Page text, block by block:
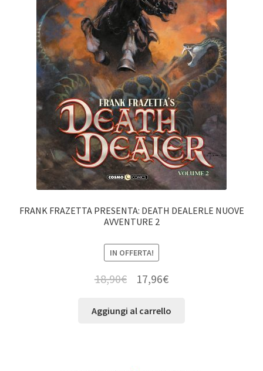
FRANK FRAZETTA PRESENTA: DEATH DEALERLE NUOVE
AVVENTURE 2
IN OFFERTA!
18,90€ 17,96€
Aggiungi al carrello